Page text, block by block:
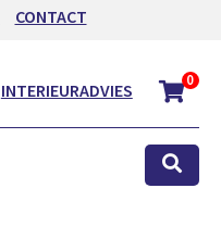
CONTACT
INTERIEURADVIES 0